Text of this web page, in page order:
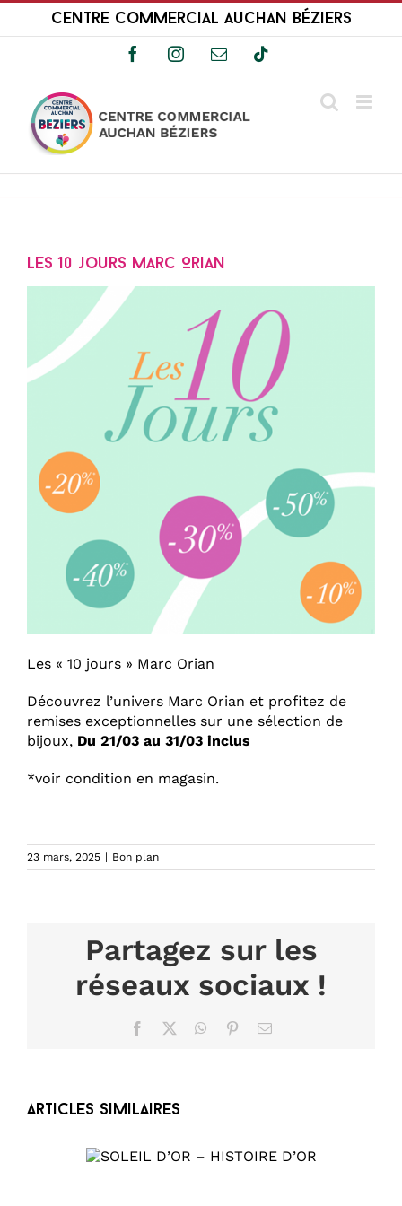
Passer
Centre Commercial Auchan Béziers
FacebookInstagramEmailTiktok
Les 10 jours Marc Orian
Les « 10 jours » Marc Orian
Découvrez l’univers Marc Orian et profitez de
remises exceptionnelles sur une sélection de
bijoux, Du 21/03 au 31/03 inclus
*voir condition en magasin.
23 mars, 2025 | Bon plan
Partagez sur les
réseaux sociaux !
Facebook WhatsApp
PinterestEmail
Articles similaires